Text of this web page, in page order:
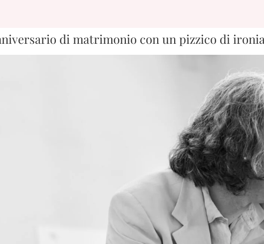
di matrimonio con un pizzico di